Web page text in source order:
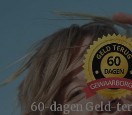
60-dagen Geld-